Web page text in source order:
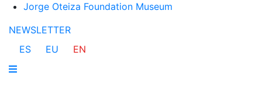
Jorge Oteiza Foundation Museum
NEWSLETTER
ES
EU EN